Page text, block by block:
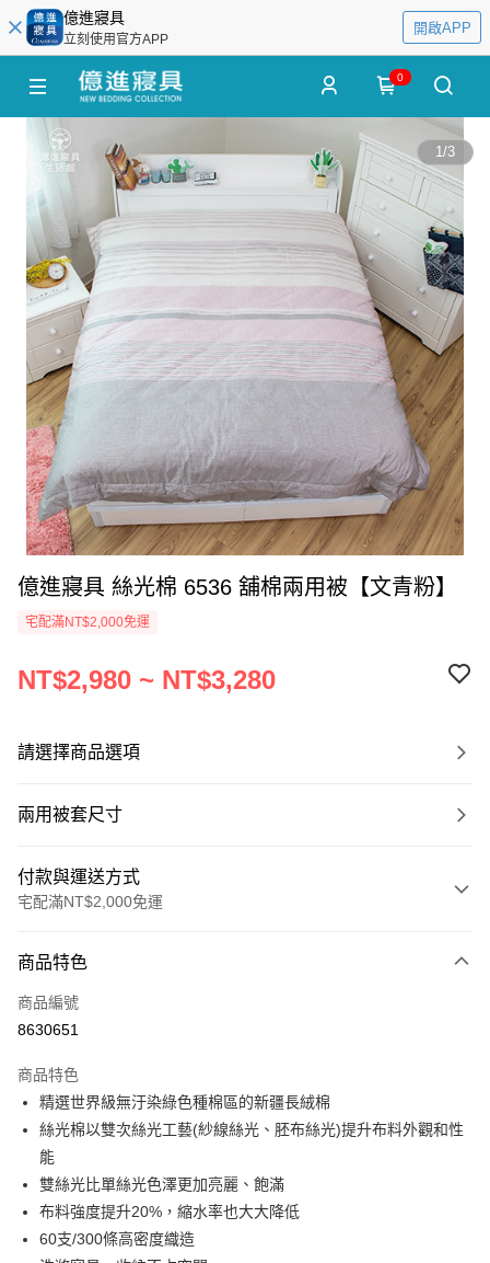
億進寢具
立刻使用官方APP
開啟APP
0
1/3
億進寢具 絲光棉 6536 舖棉兩用被【文青粉】
宅配滿NT$2,000免運
NT$2,980 ~ NT$3,280
請選擇商品選項
兩用被套尺寸
付款與運送方式
宅配滿NT$2,000免運
信用卡一次付款
信用卡分期付款
合作金庫商業銀行
華南商業銀行
彰化商業銀行
上海商業儲蓄銀行
台北富邦商業銀行
國泰世華商業銀行
臺灣中小企業銀行
台中商業銀行
匯豐（台灣）商業銀行
華泰商業銀行
聯邦商業銀行
遠東國際商業銀行
元大商業銀行
6 期 0 利率 每期
華南商業銀行
彰化商業銀行
上海商業儲蓄銀行
國泰世華商業銀行
兆豐國際商業銀行
臺灣中小企業銀行
台中商業銀行
匯豐（台灣）商業銀行
聯邦商業銀行
LINE Pay
Apple Pay
悠遊付
Google Pay
商品特色
商品編號
8630651
商品特色
精選世界級無汙染綠色種棉區的新疆長絨棉
絲光棉以雙次絲光工藝(紗線絲光、胚布絲光)提升布料外觀和性
能
雙絲光比單絲光色澤更加亮麗、飽滿
布料強度提升20%，縮水率也大大降低
60支/300條高密度織造